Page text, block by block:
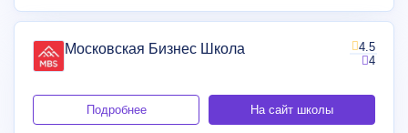
Московская Бизнес Школа
4.5
4
Подробнее На сайт школы